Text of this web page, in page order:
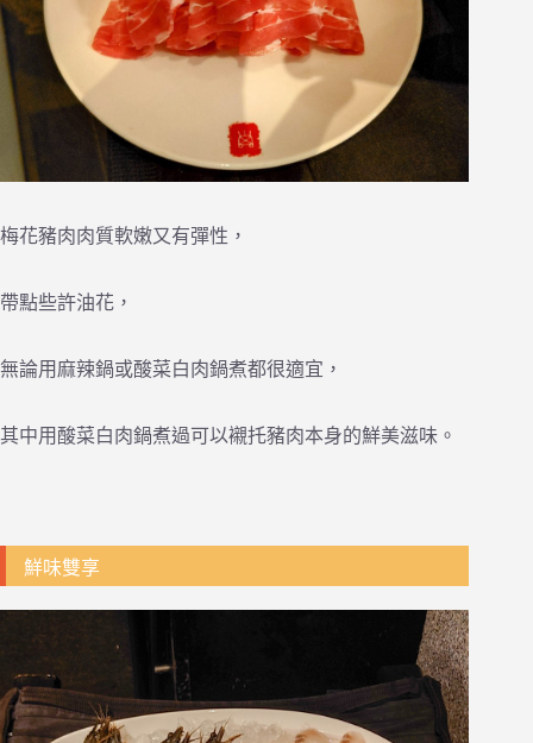
梅花豬肉肉質軟嫩又有彈性，
帶點些許油花，
無論用麻辣鍋或酸菜白肉鍋煮都很適宜，
其中用酸菜白肉鍋煮過可以襯托豬肉本身的鮮美滋味。
鮮味雙享